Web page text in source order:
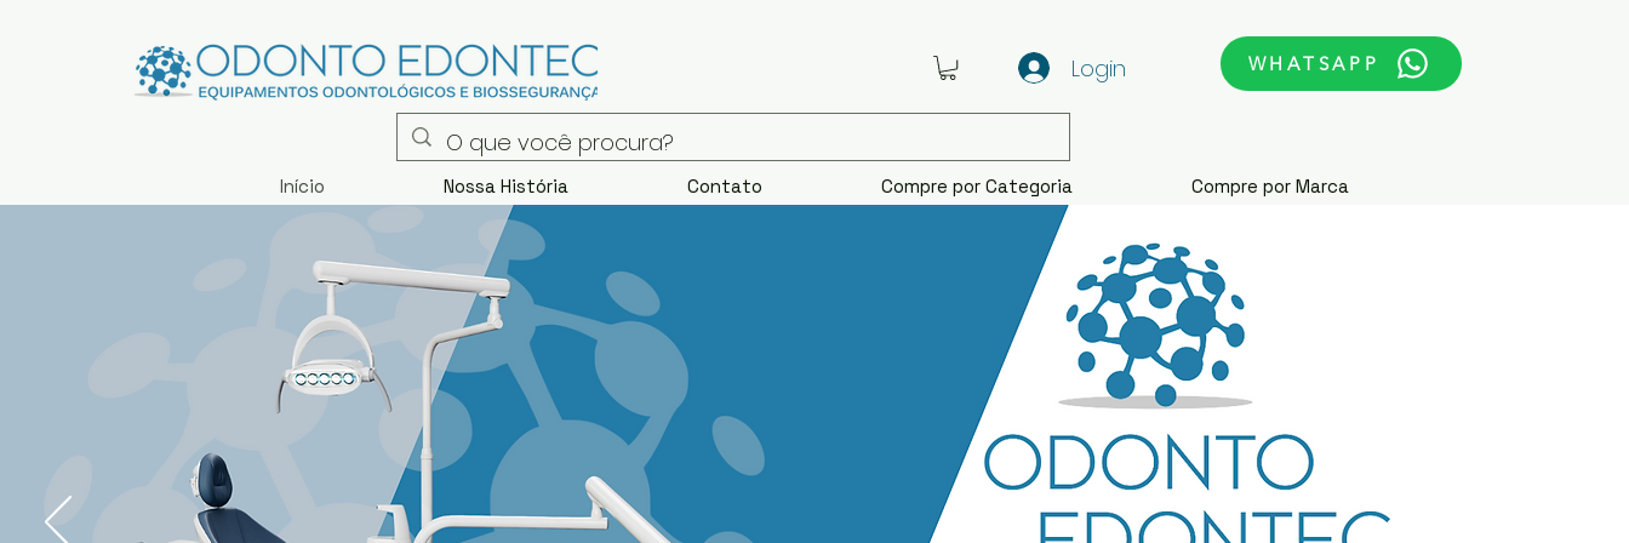
Login WHATSAPP
Início Nossa História Contato Compre por Categoria Compre por Marca